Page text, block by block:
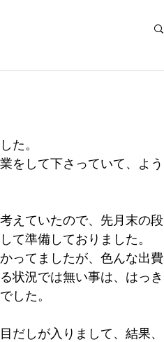
た。
をして下さっていて、よう
えていたので、先月末の段
て準備しておりました。
ってましたが、色んな出費
状況では無い事は、はっき
した。
だしが入りまして、結果、